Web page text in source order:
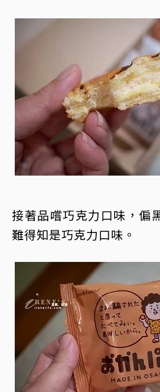
接著品嚐巧克力口味，偏
難得知是巧克力口味。